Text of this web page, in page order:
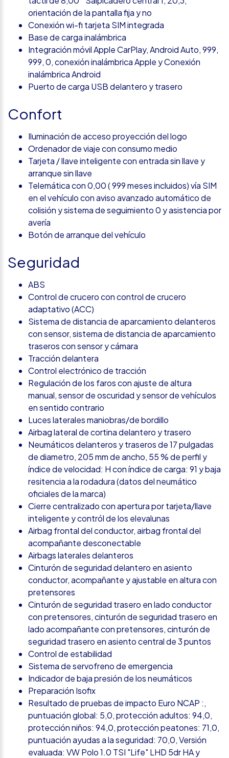
orientación de la pantalla fija y no
Conexión wi-fi tarjeta SIM integrada
Base de carga inalámbrica
Integración móvil Apple CarPlay, Android Auto, 999,
999, 0, conexión inalámbrica Apple y Conexión
inalámbrica Android
Puerto de carga USB delantero y trasero
Confort
Iluminación de acceso proyección del logo
Ordenador de viaje con consumo medio
Tarjeta / llave inteligente con entrada sin llave y
arranque sin llave
Telemática con 0,00 ( 999 meses incluidos) vía SIM
en el vehículo con aviso avanzado automático de
colisión y sistema de seguimiento 0 y asistencia por
avería
Botón de arranque del vehículo
Seguridad
ABS
Control de crucero con control de crucero
adaptativo (ACC)
Sistema de distancia de aparcamiento delanteros
con sensor, sistema de distancia de aparcamiento
traseros con sensor y cámara
Tracción delantera
Control electrónico de tracción
Regulación de los faros con ajuste de altura
manual, sensor de oscuridad y sensor de vehículos
en sentido contrario
Luces laterales maniobras/de bordillo
Airbag lateral de cortina delantero y trasero
Neumáticos delanteros y traseros de 17 pulgadas
de diametro, 205 mm de ancho, 55 % de perfil y
índice de velocidad: H con índice de carga: 91 y baja
resitencia a la rodadura (datos del neumático
oficiales de la marca)
Cierre centralizado con apertura por tarjeta/llave
inteligente y contról de los elevalunas
Airbag frontal del conductor, airbag frontal del
acompañante desconectable
Airbags laterales delanteros
Cinturón de seguridad delantero en asiento
conductor, acompañante y ajustable en altura con
pretensores
Cinturón de seguridad trasero en lado conductor
con pretensores, cinturón de seguridad trasero en
lado acompañante con pretensores, cinturón de
seguridad trasero en asiento central de 3 puntos
Control de estabilidad
Sistema de servofreno de emergencia
Indicador de baja presión de los neumáticos
Preparación Isofix
Resultado de pruebas de impacto Euro NCAP :,
puntuación global: 5,0, protección adultos: 94,0,
protección niños: 94,0, protección peatones: 71,0,
puntuación ayudas a la seguridad: 70,0, Versión
evaluada: VW Polo 1.0 TSI "Life" LHD 5dr HA y